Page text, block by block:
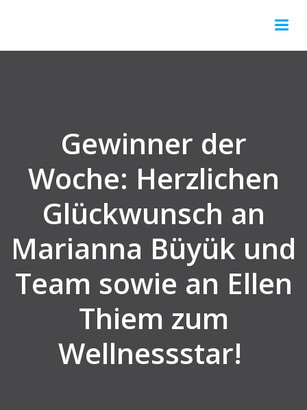
Gewinner der
Woche: Herzlichen
Glückwunsch an
Marianna Büyük und
Team sowie an Ellen
Thiem zum
Wellnessstar!